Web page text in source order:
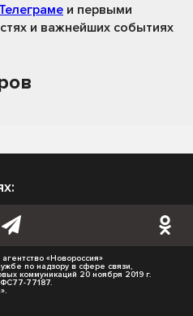
Телеграме и первыми
и важнейших событиях
«Новороссия»
по надзору в сфере связи,
коммуникаций 20 ноября 2019 г.
77187.